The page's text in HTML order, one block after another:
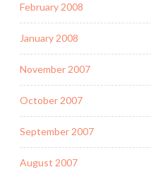
February 2008
January 2008
November 2007
October 2007
September 2007
August 2007